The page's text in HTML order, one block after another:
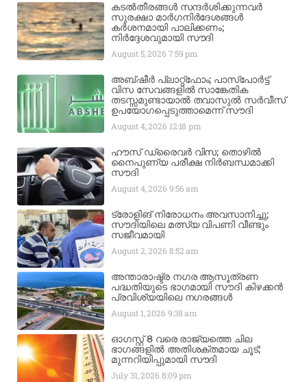
കടൽതീരങ്ങൾ സന്ദർശിക്കുന്നവർ
സുരക്ഷാ മാർഗനിർദേശങ്ങൾ
കർശനമായി പാലിക്കണം;
നിർദ്ദേശവുമായി സൗദി
August 5, 2026 7:59 pm
അബ്ഷീർ പ്ലാറ്റ്‌ഫോം; പാസ്‌പോർട്ട്
വിസ സേവങ്ങളിൽ സാങ്കേതിക
തടസ്സമുണ്ടായാൽ തവാസുൽ സർവീസ്
ഉപയോഗപ്പെടുത്താമെന്ന് സൗദി
August 4, 2026 12:18 pm
ഹൗസ് ഡ്രൈവർ വിസ; തൊഴിൽ
നൈപുണ്യ പരീക്ഷ നിർബന്ധമാക്കി
സൗദി
August 4, 2026 9:56 am
ട്രോളിങ് നിരോധനം അവസാനിച്ചു;
സൗദിയിലെ മത്സ്യ വിപണി വീണ്ടും
സജീവമായി
August 2, 2026 8:52 am
അന്താരാഷ്ട്ര നഗര ആസൂത്രണ
പദ്ധതിയുടെ ഭാഗമായി സൗദി കിഴക്കൻ
പ്രവിശ്യയിലെ നഗരങ്ങൾ
August 1, 2026 9:38 am
ഓഗസ്റ്റ് 8 വരെ രാജ്യത്തെ ചില
ഭാഗങ്ങളിൽ അതിശക്തമായ ചൂട്;
മുന്നറിയിപ്പുമായി സൗദി
July 31, 2026 8:09 pm